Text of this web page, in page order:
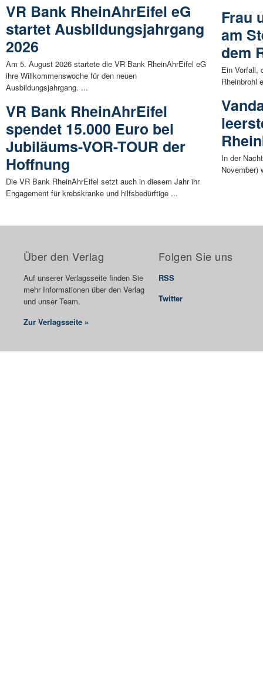
VR Bank RheinAhrEifel eG
startet Ausbildungsjahrgang
2026
Am 5. August 2026 startete die VR Bank RheinAhrEifel eG
ihre Willkommenswoche für den neuen
Ausbildungsjahrgang. ...
VR Bank RheinAhrEifel
spendet 15.000 Euro bei
Jubiläums-VOR-TOUR der
Hoffnung
Die VR Bank RheinAhrEifel setzt auch in diesem Jahr ihr
Engagement für krebskranke und hilfsbedürftige ...
Frau
am
dem
Ein Vorfall,
Rheinbrohl
In der
November)
Über den Verlag
Auf unserer Verlagsseite finden Sie
mehr Informationen über den Verlag
und unser Team.
Zur Verlagsseite »
Folgen Sie uns
RSS
Twitter